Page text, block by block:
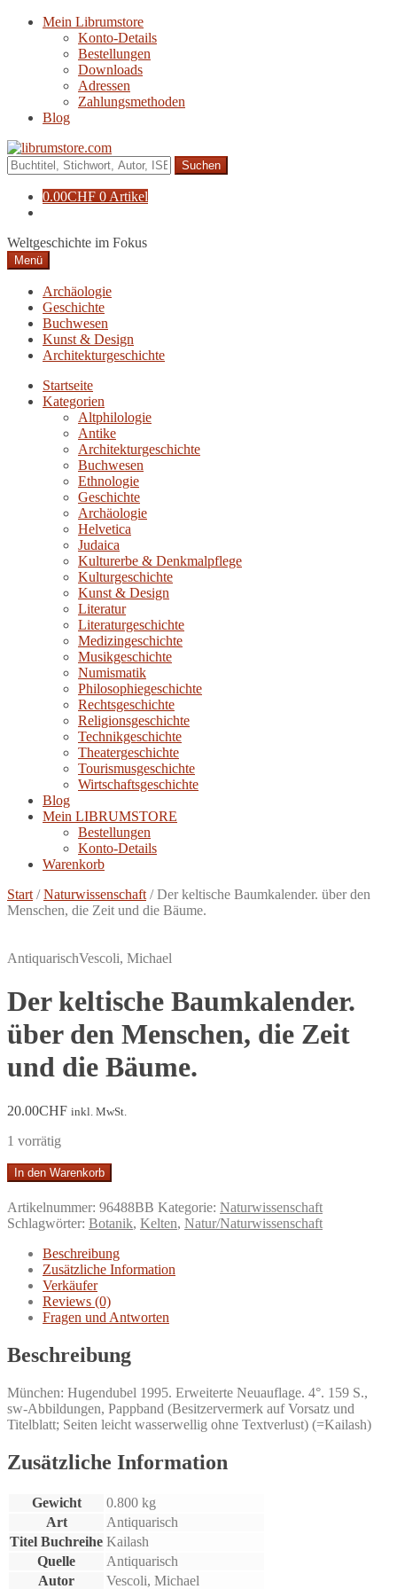
Navigation
Zum
Mein Librumstore
Konto-Details
Bestellungen
Downloads
Adressen
Zahlungsmethoden
Blog
Suche
nach:
0.00CHF 0 Artikel
Weltgeschichte im Fokus
Menü
Archäologie
Geschichte
Buchwesen
Kunst & Design
Architekturgeschichte
Startseite
Kategorien
Altphilologie
Antike
Architekturgeschichte
Buchwesen
Ethnologie
Geschichte
Archäologie
Helvetica
Judaica
Kulturerbe & Denkmalpflege
Kulturgeschichte
Kunst & Design
Literatur
Literaturgeschichte
Medizingeschichte
Musikgeschichte
Numismatik
Philosophiegeschichte
Rechtsgeschichte
Religionsgeschichte
Technikgeschichte
Theatergeschichte
Tourismusgeschichte
Wirtschaftsgeschichte
Blog
Mein LIBRUMSTORE
Bestellungen
Konto-Details
Warenkorb
Start /Naturwissenschaft /Der keltische Baumkalender. über den
Menschen, die Zeit und die Bäume.
AntiquarischVescoli, Michael
Der keltische Baumkalender.
über den Menschen, die Zeit
und die Bäume.
20.00CHF inkl. MwSt.
1 vorrätig
Der
keltische
Baumkalender.
über
Menschen,
Menge
In den Warenkorb
Artikelnummer: 96488BB Kategorie: Naturwissenschaft
Schlagwörter: Botanik, Kelten, Natur/Naturwissenschaft
Beschreibung
Zusätzliche Information
Verkäufer
Reviews (0)
Fragen und Antworten
Beschreibung
München: Hugendubel 1995. Erweiterte Neuauflage. 4°. 159 S.,
sw-Abbildungen, Pappband (Besitzervermerk auf Vorsatz und
Titelblatt; Seiten leicht wasserwellig ohne Textverlust) (=Kailash)
Zusätzliche Information
Gewicht
0.800 kg
Art
Antiquarisch
Titel Buchreihe Kailash
Quelle
Antiquarisch
Autor
Vescoli, Michael